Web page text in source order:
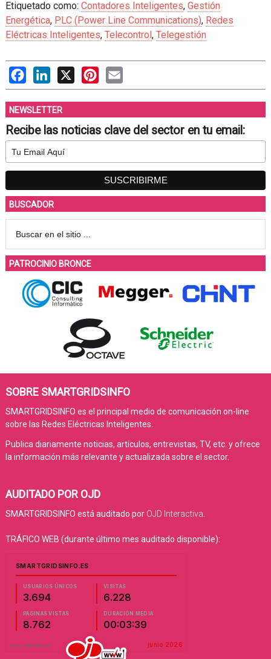
Etiquetado como: Contadores Inteligentes, Gestión
Energética, PLC (Power Line Communications), Redes
Eléctricas Inteligentes, Telecontrol, Telegestión
FacebookLinkedIn
X PinterestEmail
NEWSLETTER
Recibe las noticias clave del sector en tu email:
BUSCADOR
PATROCINIO BRONCE
SOBRE SMARTGRIDSINFO
SMARTGRIDSINFO es el principal medio de comunicación on-line
sobre las Redes Eléctricas Inteligentes.
Publica diariamente noticias, artículos, entrevistas, TV, etc. y ofrece
la información más relevante y actualizada sobre el sector.
AUDITADO POR OJD
SMARTGRIDSINFO está auditado por OJD Interactiva
TRÁFICO WEB (durante último mes auditado disponible):